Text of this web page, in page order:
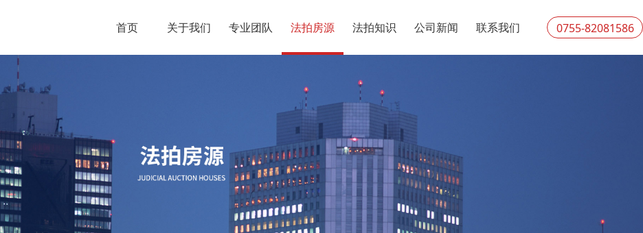
0755-82081586
首页 关于我们 专业团队 法拍房源 法拍知识 公司新闻 联系我们